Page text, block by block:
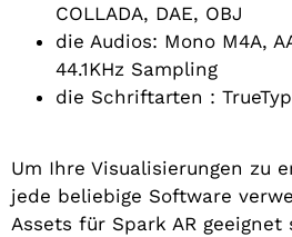
COLLADA, DAE, OBJ
die Audios: Mono M4A,
44.1KHz Sampling
die Schriftarten :
Um Ihre Visualisierungen zu
jede beliebige Software
Assets für Spark AR geeignet